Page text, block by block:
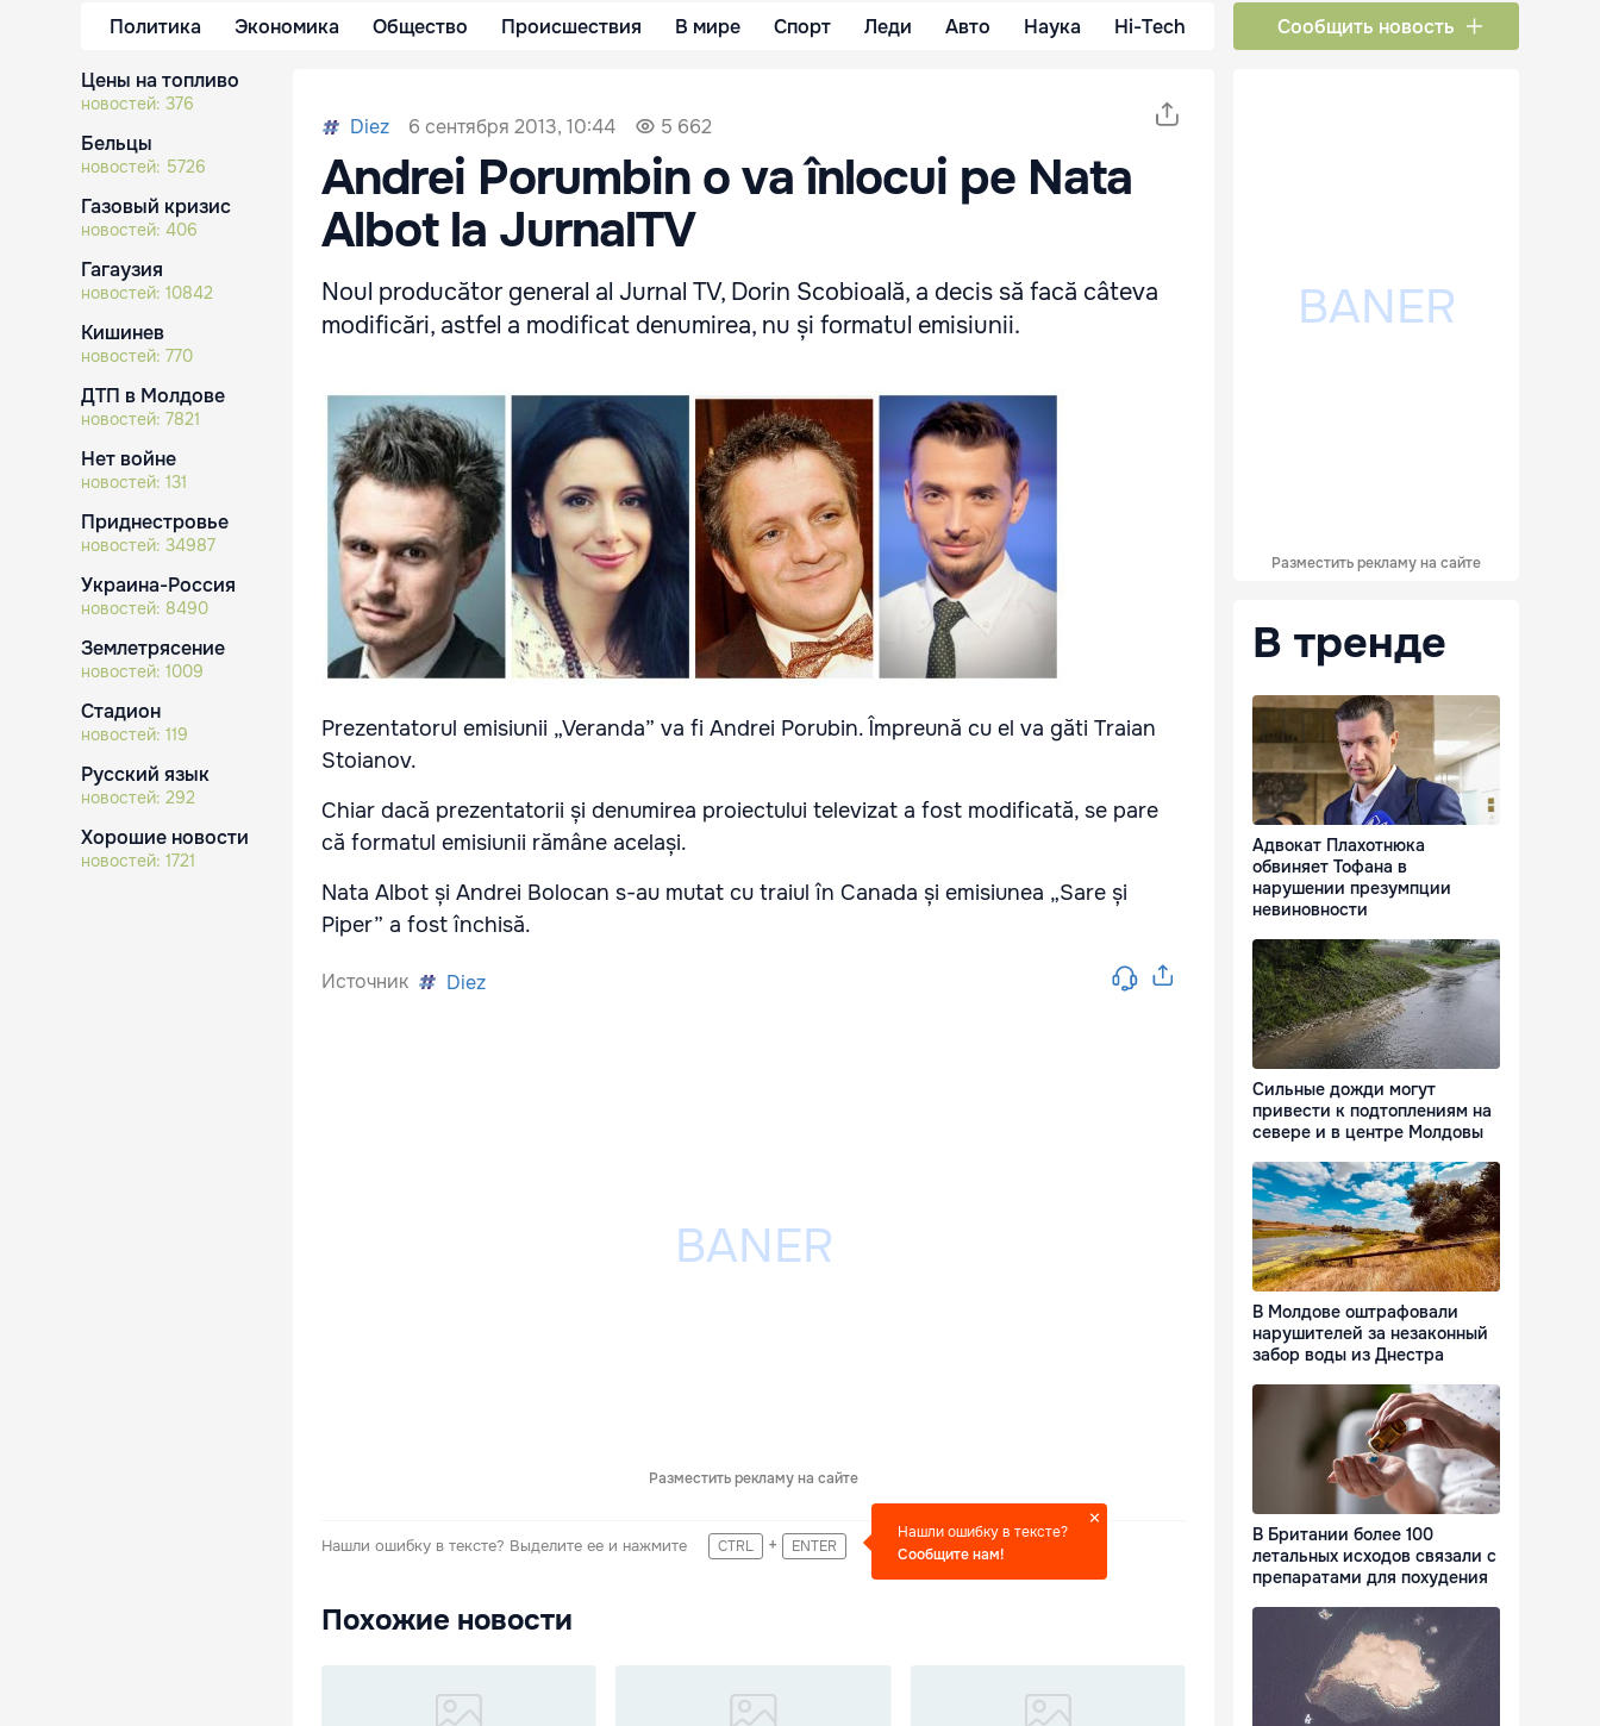
Политика Экономика Общество Происшествия В мире Спорт Леди Авто Наука Hi-Tech Сообщить новость
Цены на топливо
новостей: 376
Бельцы
новостей: 5726
Газовый кризис
новостей: 406
Гагаузия
новостей: 10842
Кишинев
новостей: 770
ДТП в Молдове
новостей: 7821
Нет войне
новостей: 131
Приднестровье
новостей: 34987
Украина-Россия
новостей: 8490
Землетрясение
новостей: 1009
Стадион
новостей: 119
Русский язык
новостей: 292
Хорошие новости
новостей: 1721
Diez 6 сентября 2013, 10:44 5 662
Andrei Porumbin o va înlocui pe Nata
Albot la JurnalTV
Noul producător general al Jurnal TV, Dorin Scobioală, a decis să facă câteva
modificări, astfel a modificat denumirea, nu și formatul emisiunii.
Prezentatorul emisiunii „Veranda” va fi Andrei Porubin. Împreună cu el va găti Traian
Stoianov.
Chiar dacă prezentatorii și denumirea proiectului televizat a fost modificată, se pare
că formatul emisiunii rămâne același.
Nata Albot și Andrei Bolocan s-au mutat cu traiul în Canada și emisiunea „Sare și
Piper” a fost închisă.
Источник Diez
Разместить рекламу на сайте
Нашли ошибку в тексте? Выделите ее и нажмите CTRL + ENTER
Нашли ошибку в тексте?
Сообщите нам!
Похожие новости
Разместить рекламу на сайте
В тренде
Адвокат Плахотнюка
обвиняет Тофана в
нарушении презумпции
невиновности
Сильные дожди могут
привести к подтоплениям на
севере и в центре Молдовы
В Молдове оштрафовали
нарушителей за незаконный
забор воды из Днестра
В Британии более 100
летальных исходов связали с
препаратами для похудения